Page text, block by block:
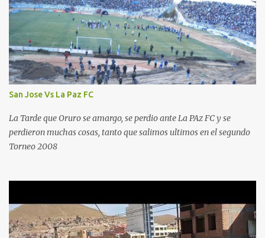
San Jose Vs La Paz FC
La Tarde que Oruro se amargo, se perdio ante La PAz FC y se
perdieron muchas cosas, tanto que salimos ultimos en el segundo
Torneo 2008